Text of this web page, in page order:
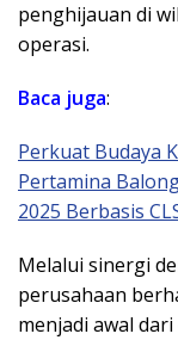
penghijauan di
operasi.
Baca juga:
Perkuat Budaya
Pertamina
2025 Berbasis
Melalui sinergi
perusahaan
menjadi awal